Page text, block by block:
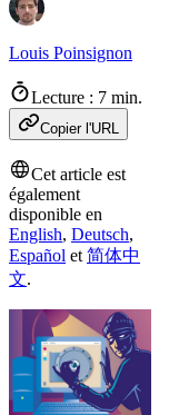
Louis Poinsignon
Lecture : 7 min.
Copier l'URL
Cet article est
également
disponible en
English, Deutsch,
Español et 简体中
文.